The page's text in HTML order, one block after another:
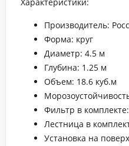
Производитель:
Форма: круг
Диаметр: 4.5 м
Глубина: 1.25 м
Объем: 18.6 куб.м
Фильтр в
Лестница в
Установка на